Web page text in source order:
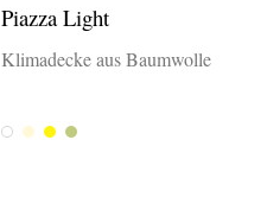
Piazza Light
Klimadecke aus Baumwolle
WeissCreme
GelbSalvia